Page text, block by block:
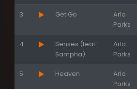
3 Get Go
Arlo
Parks
4
Senses (feat.
Sampha)
Arlo
Parks
5 Heaven
Arlo
Parks